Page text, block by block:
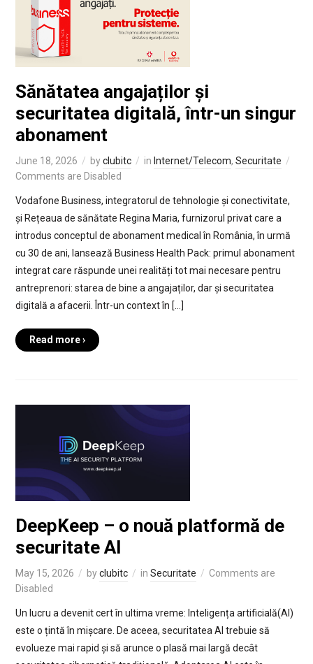
Sănătatea angajaților și
securitatea digitală, într-un singur
abonament
June 18, 2026 byclubitc in Internet/Telecom, Securitate
Comments are Disabled
Vodafone Business, integratorul de tehnologie și conectivitate,
și Rețeaua de sănătate Regina Maria, furnizorul privat care a
introdus conceptul de abonament medical în România, în urmă
cu 30 de ani, lansează Business Health Pack: primul abonament
integrat care răspunde unei realități tot mai necesare pentru
antreprenori: starea de bine a angajaților, dar și securitatea
digitală a afacerii. Într-un context în […]
Read more ›
DeepKeep – o nouă platformă de
securitate AI
May 15, 2026 byclubitc in Securitate
Comments are
Disabled
Un lucru a devenit cert în ultima vreme: Inteligența artificială(AI)
este o țintă în mișcare. De aceea, securitatea AI trebuie să
evolueze mai rapid și să arunce o plasă mai largă decât